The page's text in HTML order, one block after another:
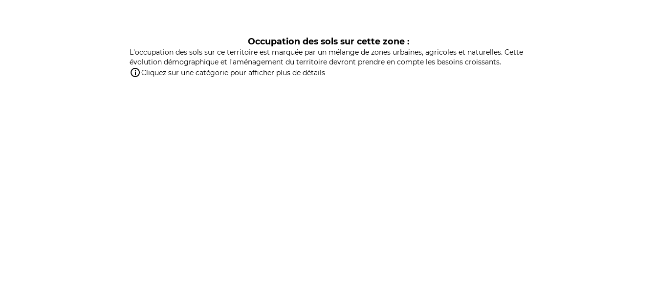
Occupation des sols sur cette zone :
L'occupation des sols sur ce territoire est marquée par un mélange de zones urbaines, agricoles et naturelles. Cette
évolution démographique et l'aménagement du territoire devront prendre en compte les besoins croissants.
Cliquez sur une catégorie pour afficher plus de détails